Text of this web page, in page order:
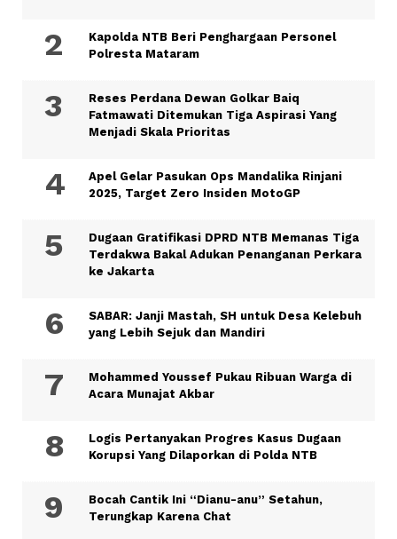
Kapolda NTB Beri Penghargaan Personel
Polresta Mataram
Reses Perdana Dewan Golkar Baiq
Fatmawati Ditemukan Tiga Aspirasi Yang
Menjadi Skala Prioritas
Apel Gelar Pasukan Ops Mandalika Rinjani
2025, Target Zero Insiden MotoGP
Dugaan Gratifikasi DPRD NTB Memanas Tiga
Terdakwa Bakal Adukan Penanganan Perkara
ke Jakarta
SABAR: Janji Mastah, SH untuk Desa Kelebuh
yang Lebih Sejuk dan Mandiri
Mohammed Youssef Pukau Ribuan Warga di
Acara Munajat Akbar
Logis Pertanyakan Progres Kasus Dugaan
Korupsi Yang Dilaporkan di Polda NTB
Bocah Cantik Ini “Dianu-anu” Setahun,
Terungkap Karena Chat